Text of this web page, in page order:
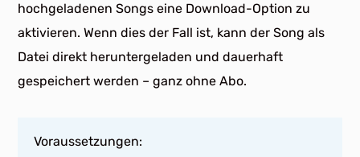
hochgeladenen Songs eine Download-Option zu
aktivieren. Wenn dies der Fall ist, kann der Song als
Datei direkt heruntergeladen und dauerhaft
gespeichert werden – ganz ohne Abo.
Voraussetzungen: